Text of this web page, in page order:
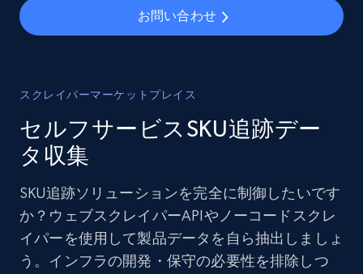
お問い合わせ
スクレイパーマーケットプレイス
セルフサービスSKU追跡デー
タ収集
SKU追跡ソリューションを完全に制御したいです
か？ウェブスクレイパーAPIやノーコードスクレ
イパーを使用して製品データを自ら抽出しましょ
う。インフラの開発・保守の必要性を排除しつ